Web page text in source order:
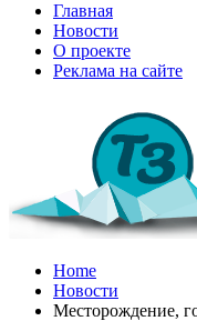
Главная
Новости
О проекте
Реклама на сайте
Home
Новости
Месторождение,